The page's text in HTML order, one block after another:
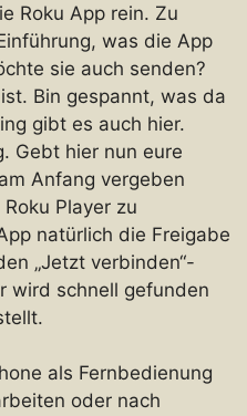
Roku App rein. Zu
was die App
sie auch senden?
Bin gespannt, was da
gibt es auch hier.
Gebt hier nun eure
Anfang vergeben
Player zu
natürlich die Freigabe
„Jetzt verbinden“-
wird schnell gefunden
als Fernbedienung
oder nach